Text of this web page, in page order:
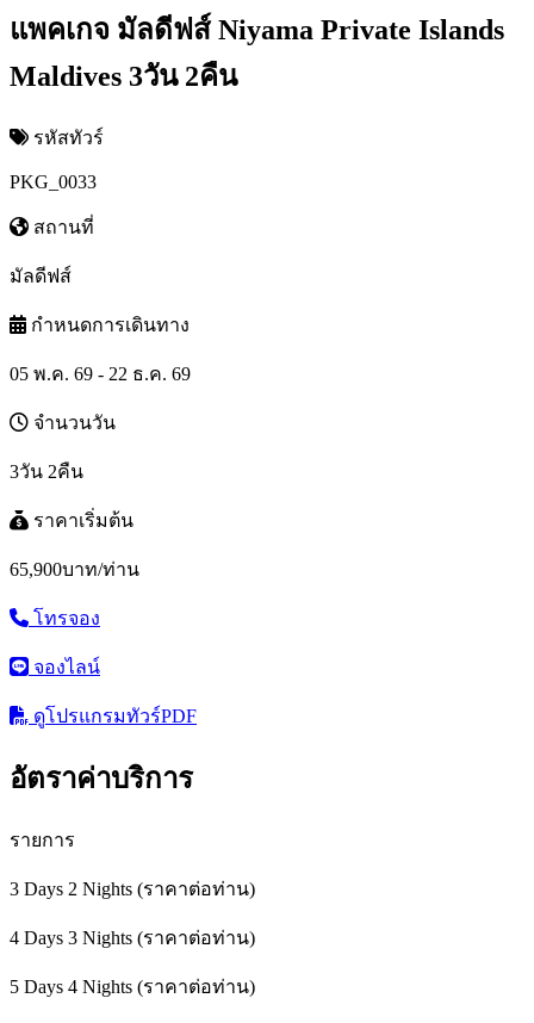
แพคเกจ มัลดีฟส์ Niyama Private Islands
Maldives 3วัน 2คืน
รหัสทัวร์
PKG_0033
สถานที่
มัลดีฟส์
กำหนดการเดินทาง
05 พ.ค. 69 - 22 ธ.ค. 69
จำนวนวัน
3วัน 2คืน
ราคาเริ่มต้น
65,900บาท/ท่าน
โทรจอง
จองไลน์
ดูโปรแกรมทัวร์PDF
อัตราค่าบริการ
รายการ
3 Days 2 Nights (ราคาต่อท่าน)
4 Days 3 Nights (ราคาต่อท่าน)
5 Days 4 Nights (ราคาต่อท่าน)